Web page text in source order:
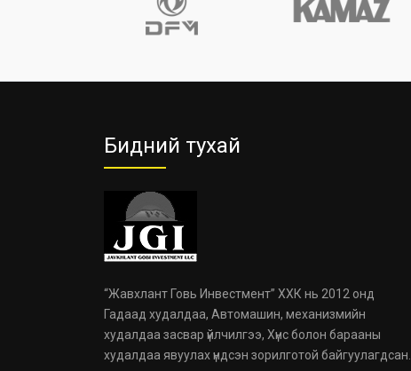
Бидний тухай
“Жавхлант Говь Инвестмент” ХХК нь 2012 онд
Гадаад худалдаа, Автомашин, механизмийн
худалдаа засвар үйлчилгээ, Хүнс болон барааны
худалдаа явуулах үндсэн зорилготой байгуулагдсан.